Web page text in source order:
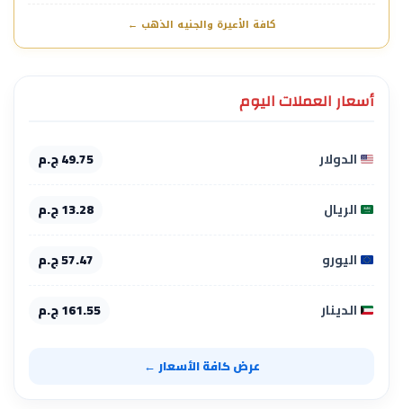
كافة الأعيرة والجنيه الذهب ←
أسعار العملات اليوم
الدولار 49.75 ج.م
الريال 13.28 ج.م
اليورو 57.47 ج.م
الدينار 161.55 ج.م
عرض كافة الأسعار ←